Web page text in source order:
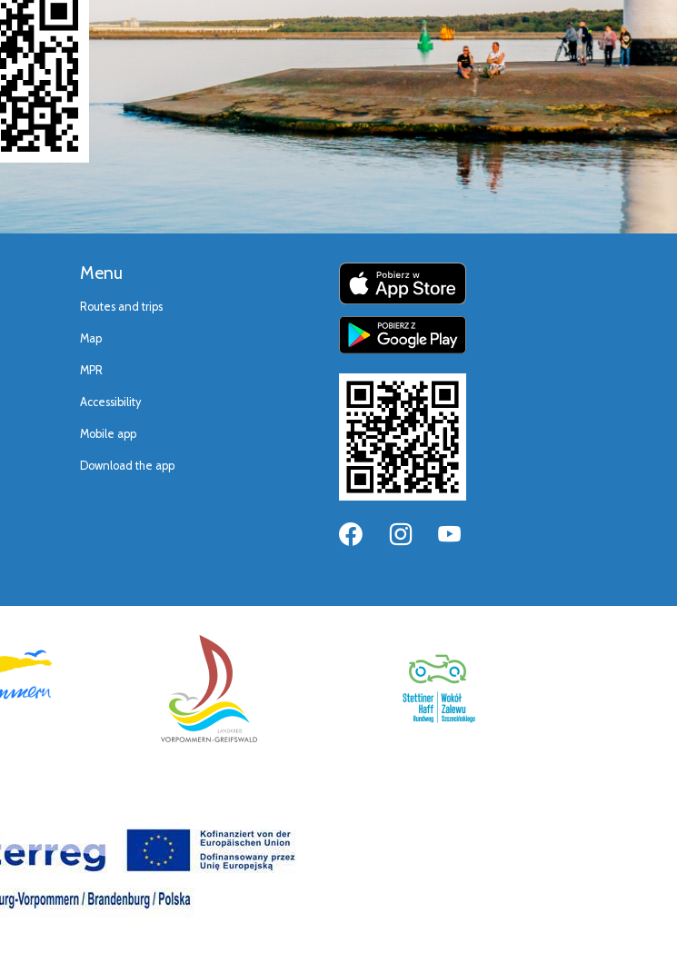
Menu
Routes and trips
Map
MPR
Accessibility
Mobile app
Download the app